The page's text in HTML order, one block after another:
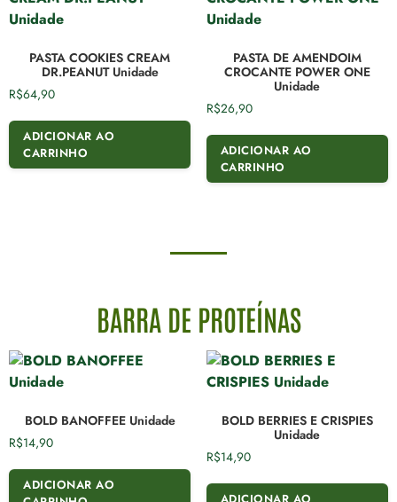
PASTA COOKIES CREAM
DR.PEANUT Unidade
R$64,90
ADICIONAR AO
CARRINHO
PASTA DE AMENDOIM
CROCANTE POWER ONE
Unidade
R$26,90
ADICIONAR AO
CARRINHO
BARRA DE PROTEÍNAS
BOLD BANOFFEE Unidade
R$14,90
ADICIONAR AO
BOLD BERRIES E CRISPIES
Unidade
R$14,90
ADICIONAR AO